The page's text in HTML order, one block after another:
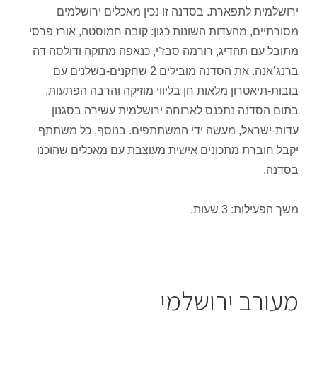
ירושלמית לתפארת. בסדנה זו נכין מאכלים ירושלמים
מסורתיים, מהעדות השונות כגון: קובה חמוסטה, אורז פרסי
מתובל עם תהדיג, רורמה סבז’י, כנאפה מתוקה ודולסה דה
ברנג’אנה. את הסדנה מובילים 2 שחקנים-בשלנים עם
בובות-תיאטרון מלאות חן בליווי מוזיקה והרבה הפתעות.
בתום הסדנה נתכנס לארוחה ירושלמית עשירה בסגנון
עדות-ישראל, מעשה ידי המשתתפים. בנוסף, כל משתתף
יקבל חוברת מתכונים אישית מעוצבת עם מאכלים שהוכנו
בסדנה.
משך הפעילות: 3 שעות.
מעורב ירושלמי